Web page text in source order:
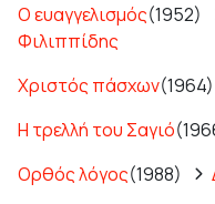
Ο ευαγγελισμός(1952)
Φιλιππίδης
Χριστός πάσχων(1964)
Η τρελλή του Σαγιό
Ορθός λόγος(1988)